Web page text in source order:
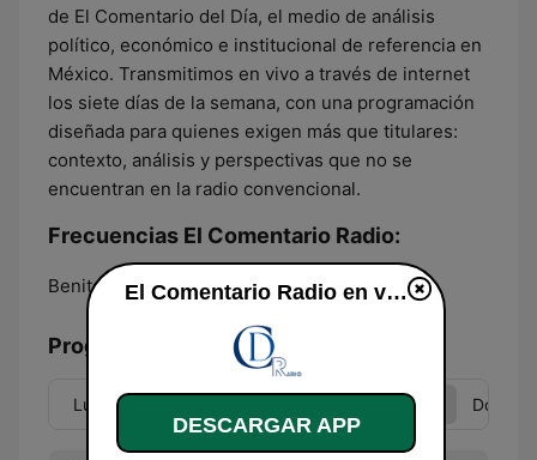
de El Comentario del Día, el medio de análisis
político, económico e institucional de referencia en
México. Transmitimos en vivo a través de internet
los siete días de la semana, con una programación
diseñada para quienes exigen más que titulares:
contexto, análisis y perspectivas que no se
encuentran en la radio convencional.
Frecuencias El Comentario Radio:
Benito Juarez: Online
Programación
Lun Sáb Dom
El Comentario Radio en vivo
DESCARGAR APP